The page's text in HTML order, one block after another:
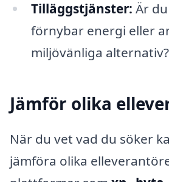
Tilläggstjänster: Är
förnybar energi eller
miljövänliga alternativ?
Jämför olika
När du vet vad du söker
jämföra olika